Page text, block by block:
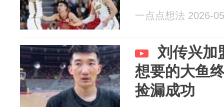
一点点想法 2026-
刘传兴加
想要的大鱼
捡漏成功